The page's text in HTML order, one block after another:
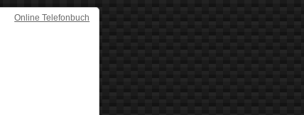
Online Telefonbuch